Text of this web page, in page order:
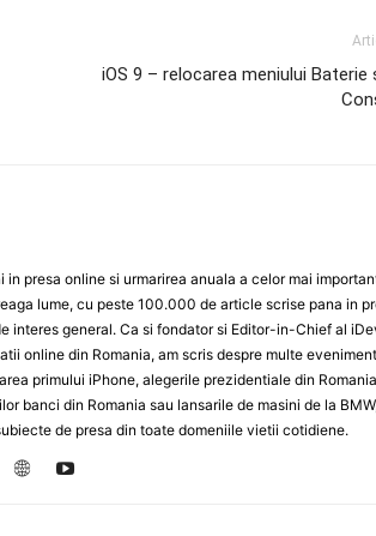
iOS 9 – relocarea meniului Baterie
in presa online si urmarirea anuala a celor mai
lume, cu peste 100.000 de article scrise pana in
interes general. Ca si fondator si Editor-in-Chief al
online din Romania, am scris despre multe
primului iPhone, alegerile prezidentiale din
banci din Romania sau lansarile de masini de la
de presa din toate domeniile vietii cotidiene.